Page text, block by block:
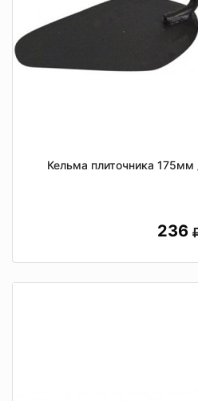
Кельма плиточника 175мм
236